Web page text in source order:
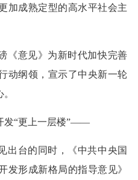
加成熟定型的高水平社会主
《意见》为新时代加快完善
动纲领，宣示了中央新一轮
发“更上一层楼”——
出台的同时，《中共中央国
发形成新格局的指导意见》